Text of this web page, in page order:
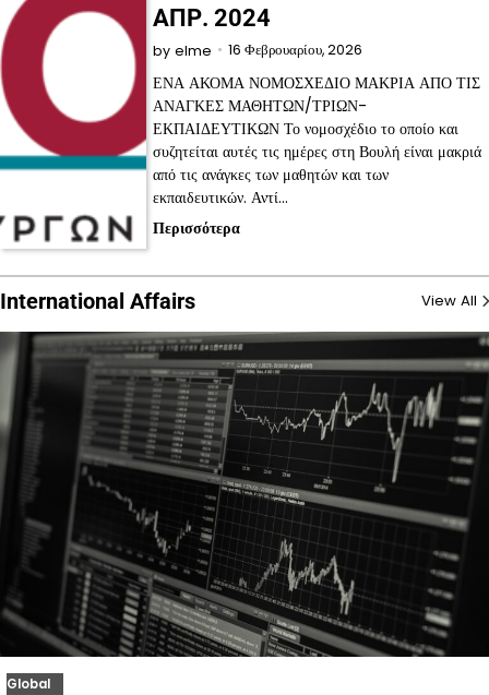
ΑΠΡ. 2024
by elme 16 Φεβρουαρίου, 2026
ΕΝΑ ΑΚΟΜΑ ΝΟΜΟΣΧΕΔΙΟ ΜΑΚΡΙΑ ΑΠΟ ΤΙΣ
ΑΝΑΓΚΕΣ ΜΑΘΗΤΩΝ/ΤΡΙΩΝ-
ΕΚΠΑΙΔΕΥΤΙΚΩΝ Το νομοσχέδιο το οποίο και
συζητείται αυτές τις ημέρες στη Βουλή είναι μακριά
από τις ανάγκες των μαθητών και των
εκπαιδευτικών. Αντί…
Περισσότερα
International Affairs View All
Global